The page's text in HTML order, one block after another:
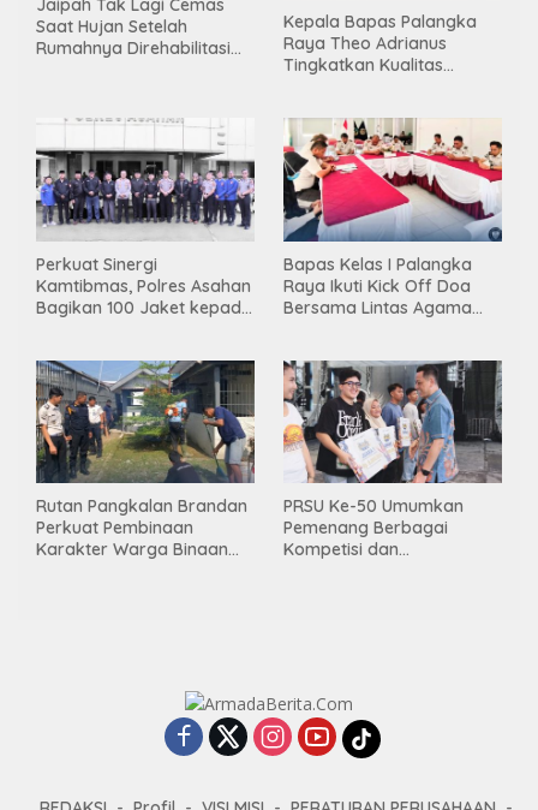
Jaipah Tak Lagi Cemas
Saat Hujan Setelah
Rumahnya Direhabilitasi
Kepala Bapas Palangka
Raya Theo Adrianus
Tingkatkan Kualitas
Pemasyarakatan
Perkuat Sinergi
Kamtibmas, Polres Asahan
Bagikan 100 Jaket kepada
Bapas Kelas I Palangka
Raya Ikuti Kick Off Doa
Bersama Lintas Agama
Rutan Pangkalan Brandan
Perkuat Pembinaan
Karakter Warga Binaan
PRSU Ke-50 Umumkan
Pemenang Berbagai
Kompetisi dan